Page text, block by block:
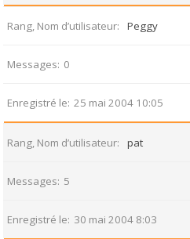
Rang, Nom d’utilisateur Peggy
Messages 0
Enregistré le 25 mai 2004 10:05
Rang, Nom d’utilisateur pat
Messages 5
Enregistré le 30 mai 2004 8:03